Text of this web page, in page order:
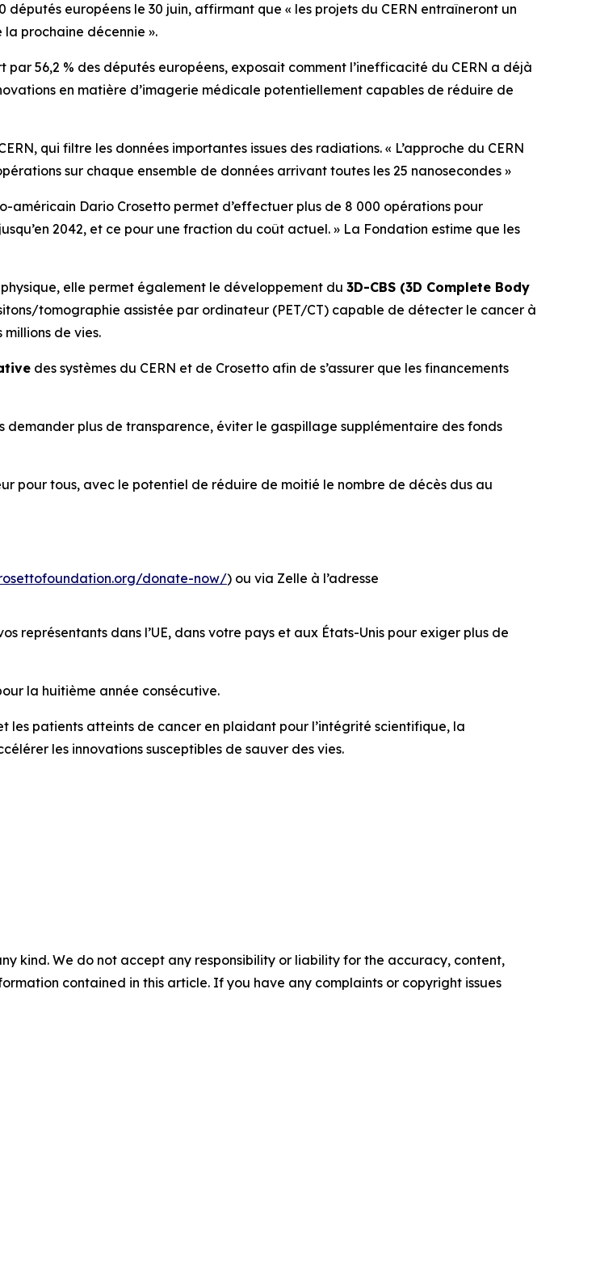
députés européens le 30 juin, affirmant que « les projets du CERN entraîneront un
la prochaine décennie ».
par 56,2 % des députés européens, exposait comment l’inefficacité du CERN a déjà
en matière d’imagerie médicale potentiellement capables de réduire de
qui filtre les données importantes issues des radiations. « L’approche du CERN
sur chaque ensemble de données arrivant toutes les 25 nanosecondes »
américain Dario Crosetto permet d’effectuer plus de 8 000 opérations pour
2042, et ce pour une fraction du coût actuel. » La Fondation estime que les
elle permet également le développement du 3D-CBS (3D Complete Body
tomographie assistée par ordinateur (PET/CT) capable de détecter le cancer à
de vies.
des systèmes du CERN et de Crosetto afin de s’assurer que les financements
demander plus de transparence, éviter le gaspillage supplémentaire des fonds
pour tous, avec le potentiel de réduire de moitié le nombre de décès dus au
donate-now/) ou via Zelle à l’adresse
représentants dans l’UE, dans votre pays et aux États-Unis pour exiger plus de
la huitième année consécutive.
les patients atteints de cancer en plaidant pour l’intégrité scientifique, la
les innovations susceptibles de sauver des vies.
kind. We do not accept any responsibility or liability for the accuracy, content,
contained in this article. If you have any complaints or copyright issues